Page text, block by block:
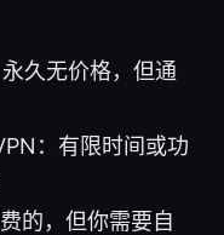
久无价格，但通
：有限时间或功
的，但你需要自